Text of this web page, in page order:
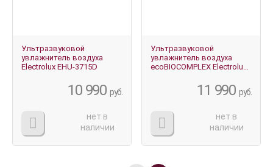
Ультразвуковой
увлажнитель воздуха
Electrolux EHU-3715D
10 990 руб.
нет в
наличии
Ультразвуковой
увлажнитель воздуха
ecoBIOCOMPLEX Electrolux
11 990 руб.
нет в
наличии